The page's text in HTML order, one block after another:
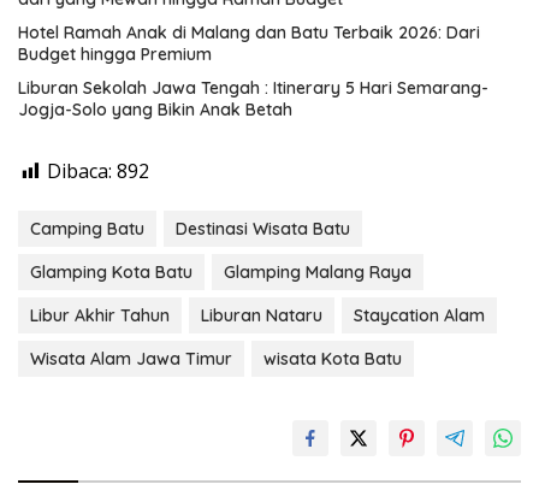
Hotel Ramah Anak di Malang dan Batu Terbaik 2026: Dari
Budget hingga Premium
Liburan Sekolah Jawa Tengah : Itinerary 5 Hari Semarang-
Jogja-Solo yang Bikin Anak Betah
Dibaca: 892
Camping Batu
Destinasi Wisata Batu
Glamping Kota Batu
Glamping Malang Raya
Libur Akhir Tahun
Liburan Nataru
Staycation Alam
Wisata Alam Jawa Timur
wisata Kota Batu